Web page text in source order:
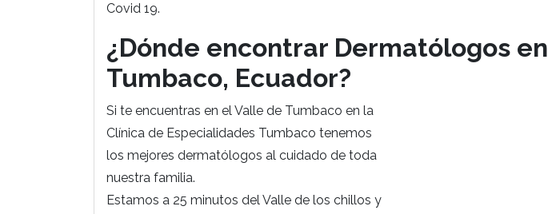
Covid 19.
¿Dónde encontrar Dermatólogos en
Tumbaco, Ecuador?
Si te encuentras en el Valle de Tumbaco en la
Clínica de Especialidades Tumbaco tenemos
los mejores dermatólogos al cuidado de toda
nuestra familia.
Estamos a 25 minutos del Valle de los chillos y